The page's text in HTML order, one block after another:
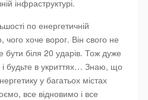
інфраструктурі.
по енергетичній
чого хоче ворог. Він свого не
біля 20 ударів. Тож дуже
будьте в укриттях… Знаю, що
у багатьох містах
все відновимо і все